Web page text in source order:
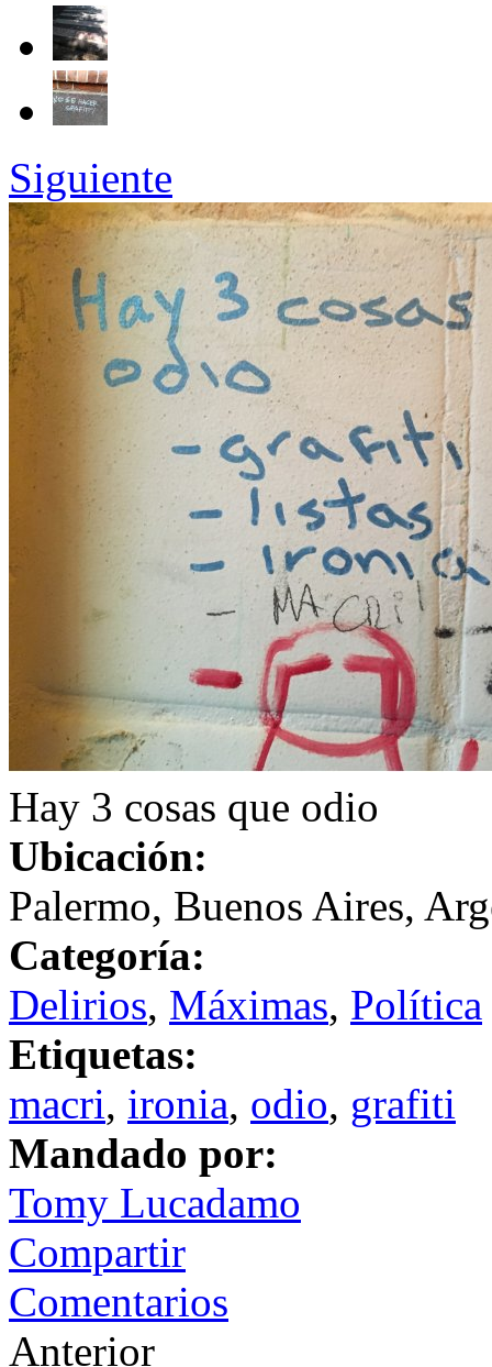
Siguiente
Hay 3 cosas que odio
Ubicación:
Palermo, Buenos Aires,
Categoría:
Delirios, Máximas, Política
Etiquetas:
macri, ironia, odio, grafiti
Mandado por:
Tomy Lucadamo
Compartir
Comentarios
Anterior